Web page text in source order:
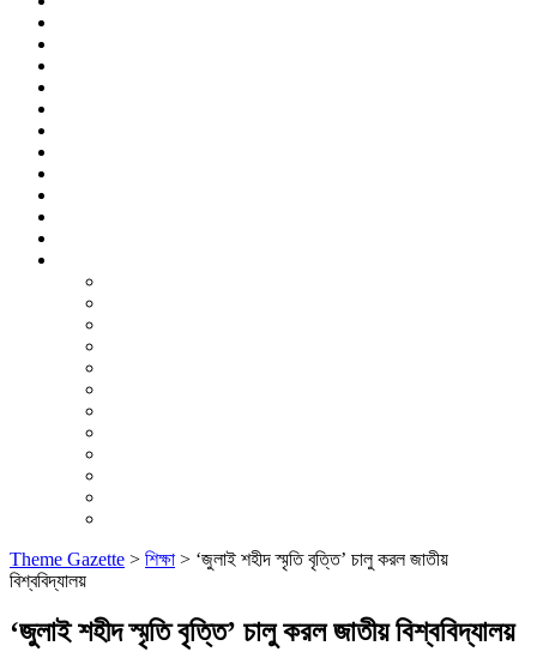
Theme Gazette > শিক্ষা > ‘জুলাই শহীদ স্মৃতি বৃত্তি’ চালু করল জাতীয়
বিশ্ববিদ্যালয়
‘জুলাই শহীদ স্মৃতি বৃত্তি’ চালু করল জাতীয় বিশ্ববিদ্যালয়